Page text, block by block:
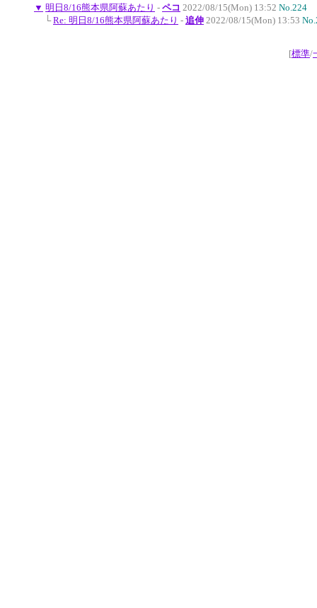
▼ 明日8/16熊本県阿蘇あたり - ペコ 2022/08/15(Mon) 13:52 No.224
└Re: 明日8/16熊本県阿蘇あたり - 追伸 2022/08/15(Mon) 13:53
[標準/